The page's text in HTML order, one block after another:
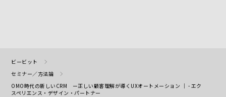
ビービット
セミナー／方法論
OMO時代の新しいCRM ー正しい顧客理解が導くUXオートメーション ｜ - エク
スペリエンス・デザイン・パートナー